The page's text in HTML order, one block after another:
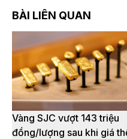
BÀI LIÊN QUAN
Vàng SJC vượt 143 triệu
đồng/lượng sau khi giá